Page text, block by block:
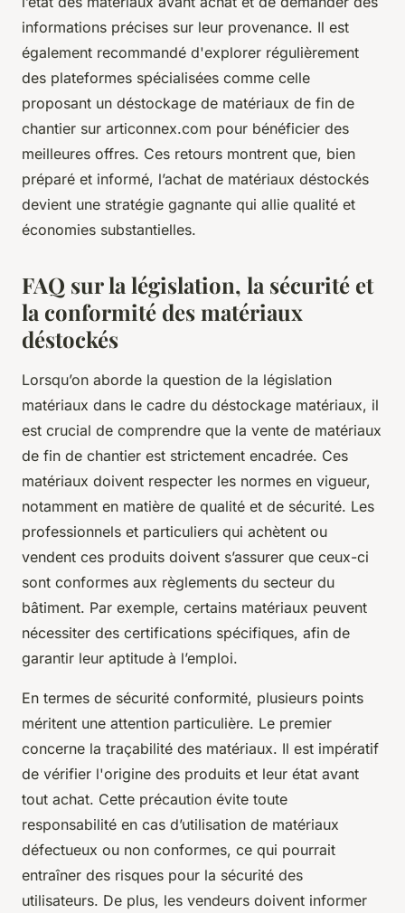
informations précises sur leur provenance. Il est
également recommandé d'explorer régulièrement
des plateformes spécialisées comme celle
proposant un déstockage de matériaux de fin de
chantier sur articonnex.com pour bénéficier des
meilleures offres. Ces retours montrent que, bien
préparé et informé, l’achat de matériaux déstockés
devient une stratégie gagnante qui allie qualité et
économies substantielles.
FAQ sur la législation, la sécurité et
la conformité des matériaux
déstockés
Lorsqu’on aborde la question de la législation
matériaux dans le cadre du déstockage matériaux, il
est crucial de comprendre que la vente de matériaux
de fin de chantier est strictement encadrée. Ces
matériaux doivent respecter les normes en vigueur,
notamment en matière de qualité et de sécurité. Les
professionnels et particuliers qui achètent ou
vendent ces produits doivent s’assurer que ceux-ci
sont conformes aux règlements du secteur du
bâtiment. Par exemple, certains matériaux peuvent
nécessiter des certifications spécifiques, afin de
garantir leur aptitude à l’emploi.
En termes de sécurité conformité, plusieurs points
méritent une attention particulière. Le premier
concerne la traçabilité des matériaux. Il est impératif
de vérifier l'origine des produits et leur état avant
tout achat. Cette précaution évite toute
responsabilité en cas d’utilisation de matériaux
défectueux ou non conformes, ce qui pourrait
entraîner des risques pour la sécurité des
utilisateurs. De plus, les vendeurs doivent informer